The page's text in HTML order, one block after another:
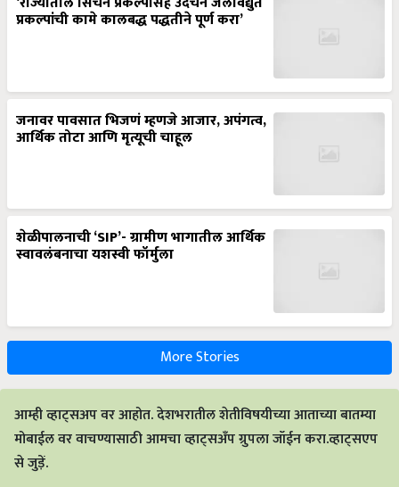
प्रकल्पांची कामे कालबद्ध पद्धतीने पूर्ण करा’
जनावर पावसात भिजणं म्हणजे आजार, अपंगत्व,
आर्थिक तोटा आणि मृत्यूची चाहूल
शेळीपालनाची ‘SIP’- ग्रामीण भागातील आर्थिक
स्वावलंबनाचा यशस्वी फॉर्मुला
More Stories
आम्ही व्हाट्सअप वर आहोत. देशभरातील शेतीविषयीच्या आताच्या बातम्या
मोबाईल वर वाचण्यासाठी आमचा व्हाट्सअँप ग्रुपला जॉईन करा.व्हाट्सएप
से जुड़ें.